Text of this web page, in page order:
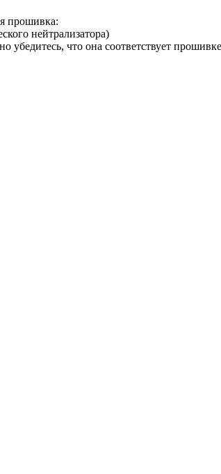
прошивка:
нейтрализатора)
убедитесь, что она соответствует